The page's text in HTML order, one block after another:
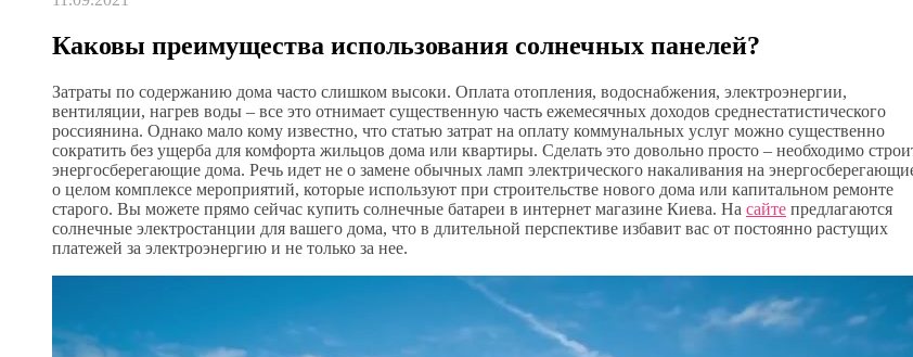
Каковы преимущества использования солнечных панелей?
Затраты по содержанию дома часто слишком высоки. Оплата отопления, водоснабжения, электроэнергии,
вентиляции, нагрев воды – все это отнимает существенную часть ежемесячных доходов среднестатистического
россиянина. Однако мало кому известно, что статью затрат на оплату коммунальных услуг можно существенно
сократить без ущерба для комфорта жильцов дома или квартиры. Сделать это довольно просто – необходимо
энергосберегающие дома. Речь идет не о замене обычных ламп электрического накаливания на
о целом комплексе мероприятий, которые используют при строительстве нового дома или капитальном ремонте
старого. Вы можете прямо сейчас купить солнечные батареи в интернет магазине Киева. На сайте предлагаются
солнечные электростанции для вашего дома, что в длительной перспективе избавит вас от постоянно растущих
платежей за электроэнергию и не только за нее.